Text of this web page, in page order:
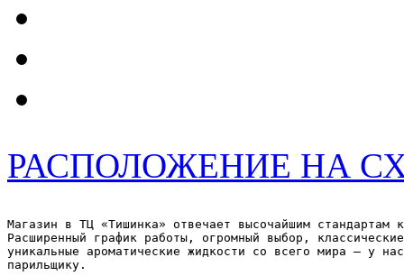
РАСПОЛОЖЕНИЕ НА
Магазин в ТЦ «Тишинка» отвечает высочайшим
Расширенный график работы, огромный выбор,
уникальные ароматические жидкости со всего мира — у
парильщику.